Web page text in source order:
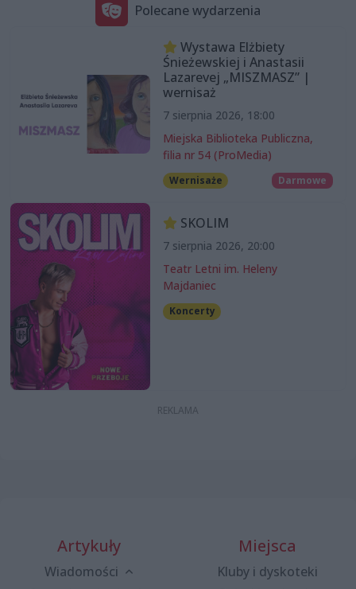
Polecane wydarzenia
Wystawa Elżbiety
Śnieżewskiej i Anastasii
Lazarevej „MISZMASZ” |
wernisaż
7 sierpnia 2026, 18:00
Miejska Biblioteka Publiczna,
filia nr 54 (ProMedia)
Wernisaże Darmowe
SKOLIM
7 sierpnia 2026, 20:00
Teatr Letni im. Heleny
Majdaniec
Koncerty
Artykuły
Wiadomości
Miejsca
Kluby i dyskoteki